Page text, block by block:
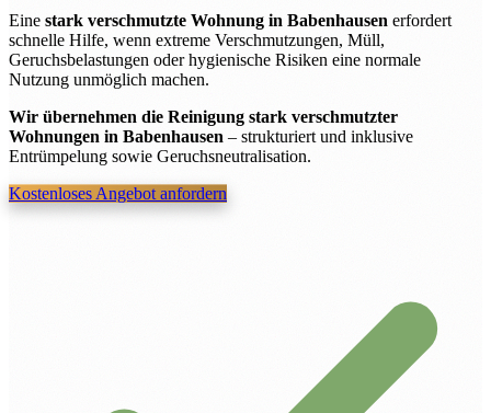
Eine stark verschmutzte Wohnung in Babenhausen erfordert
schnelle Hilfe, wenn extreme Verschmutzungen, Müll,
Geruchsbelastungen oder hygienische Risiken eine normale
Nutzung unmöglich machen.
Wir übernehmen die Reinigung stark verschmutzter
Wohnungen in Babenhausen– strukturiert und inklusive
Entrümpelung sowie Geruchsneutralisation.
Kostenloses Angebot anfordern